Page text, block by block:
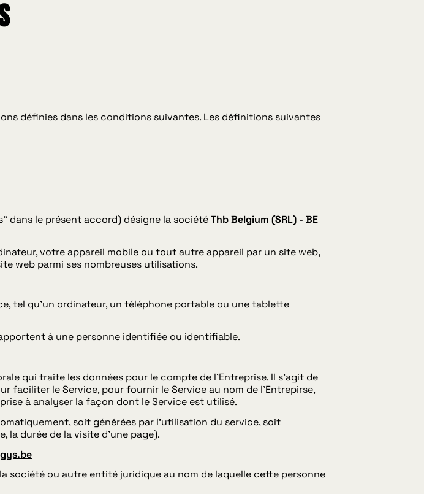
définies dans les conditions suivantes. Les définitions suivantes
dans le présent accord) désigne la sociétéThb Belgium (SRL) - BE
votre appareil mobile ou tout autre appareil par un site web,
web parmi ses nombreuses utilisations.
tel qu'un ordinateur, un téléphone portable ou une tablette
à une personne identifiée ou identifiable.
qui traite les données pour le compte de l'Entreprise. Il s'agit de
faciliter le Service, pour fournir le Service au nom de l'Entrepirse,
à analyser la façon dont le Service est utilisé.
soit générées par l'utilisation du service, soit
la durée de la visite d'une page).
société ou autre entité juridique au nom de laquelle cette personne